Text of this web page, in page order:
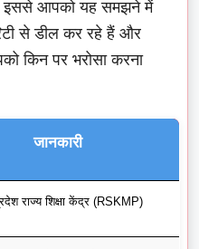
इससे आपको यह समझने में
से डील कर रहे हैं और
किन पर भरोसा करना
जानकारी
राज्य शिक्षा केंद्र (RSKMP)